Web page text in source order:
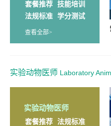
套餐推荐 技能培训
法规标准 学分测试
查看全部>
实验动物医师 Laboratory
实验动物医师
套餐推荐 法规标准